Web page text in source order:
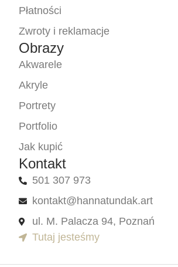
Płatności
Zwroty i reklamacje
Obrazy
Akwarele
Akryle
Portrety
Portfolio
Jak kupić
Kontakt
501 307 973
kontakt@hannatundak.art
ul. M. Palacza 94, Poznań
Tutaj jesteśmy